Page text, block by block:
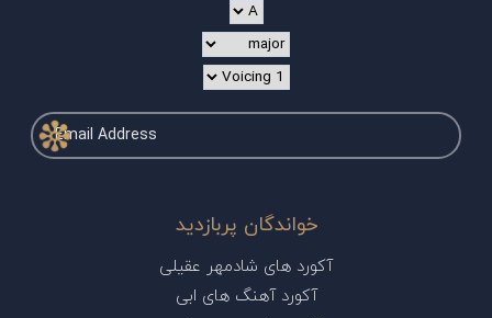
خواندگان پربازدید
آکورد های شادمهر عقیلی
آکورد آهنگ های ابی